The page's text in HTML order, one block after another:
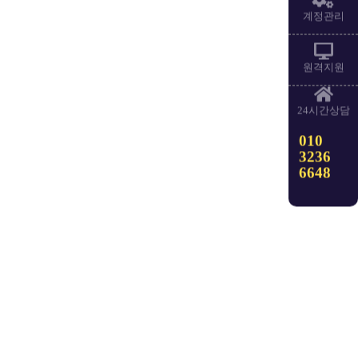
계정관리
원격지원
24시간상담
010
3236
6648